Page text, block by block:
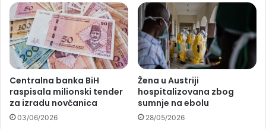
Centralna banka BiH
raspisala milionski tender
za izradu novčanica
03/06/2026
Žena u Austriji
hospitalizovana zbog
sumnje na ebolu
28/05/2026